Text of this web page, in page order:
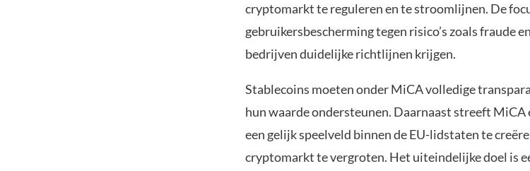
cryptomarkt te reguleren en te stroomlijnen. De
gebruikersbescherming tegen risico’s zoals fraude
bedrijven duidelijke richtlijnen krijgen.
Stablecoins moeten onder MiCA volledige
hun waarde ondersteunen. Daarnaast streeft
een gelijk speelveld binnen de EU-lidstaten te
cryptomarkt te vergroten. Het uiteindelijke doel is